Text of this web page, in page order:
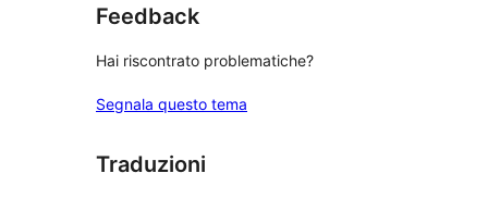
Feedback
Hai riscontrato problematiche?
Segnala questo tema
Traduzioni